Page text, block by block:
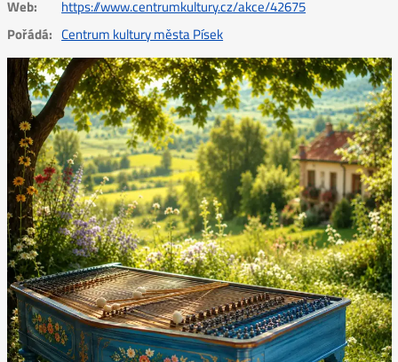
Web:
https://www.centrumkultury.cz/akce/42675
Pořádá: Centrum kultury města Písek